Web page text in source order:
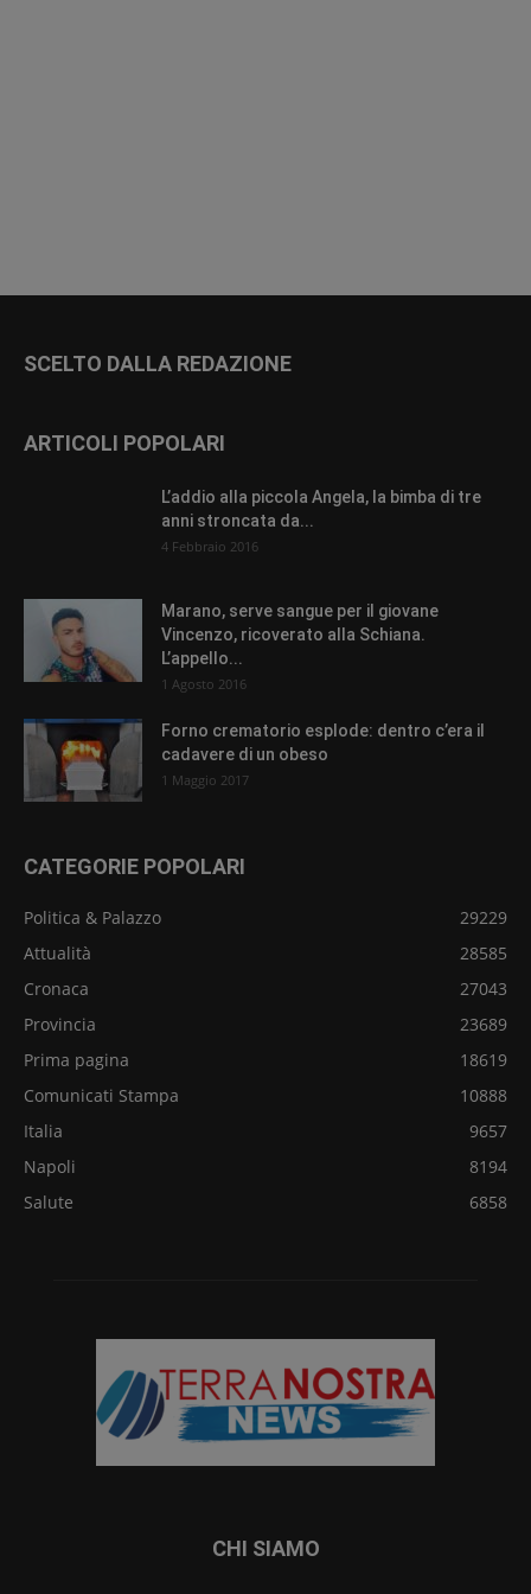
SCELTO DALLA REDAZIONE
ARTICOLI POPOLARI
L’addio alla piccola Angela, la bimba di tre
anni stroncata da...
4 Febbraio 2016
Marano, serve sangue per il giovane
Vincenzo, ricoverato alla Schiana.
L’appello...
1 Agosto 2016
Forno crematorio esplode: dentro c’era il
cadavere di un obeso
1 Maggio 2017
CATEGORIE POPOLARI
Politica & Palazzo
29229
Attualità
28585
Cronaca
27043
Provincia
23689
Prima pagina
18619
Comunicati Stampa
10888
Italia
9657
Napoli
8194
Salute
6858
CHI SIAMO